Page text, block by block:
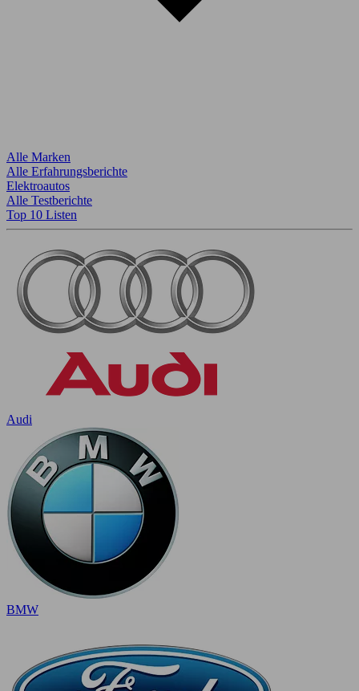
Alle Marken
Alle Erfahrungsberichte
Elektroautos
Alle Testberichte
Top 10 Listen
Audi
BMW